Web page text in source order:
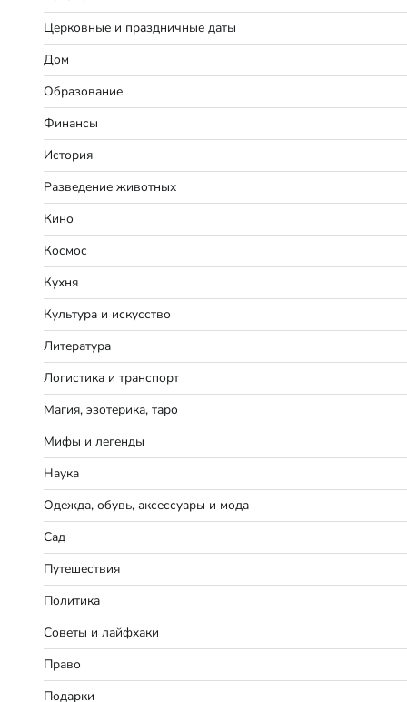
Церковные и праздничные даты
Дом
Образование
Финансы
История
Разведение животных
Кино
Космос
Кухня
Культура и искусство
Литература
Логистика и транспорт
Магия, эзотерика, таро
Мифы и легенды
Наука
Одежда, обувь, аксессуары и мода
Сад
Путешествия
Политика
Советы и лайфхаки
Право
Подарки